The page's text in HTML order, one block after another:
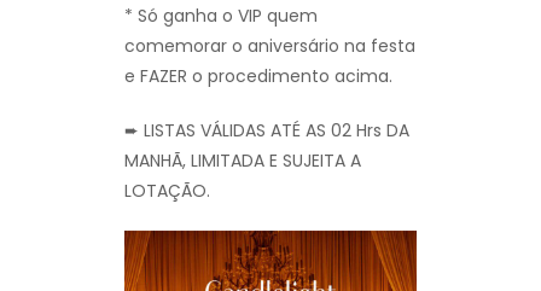
* Só ganha o VIP quem
comemorar o aniversário na festa
e FAZER o procedimento acima.
➨ LISTAS VÁLIDAS ATÉ AS 02 Hrs DA
MANHÃ, LIMITADA E SUJEITA A
LOTAÇÃO.